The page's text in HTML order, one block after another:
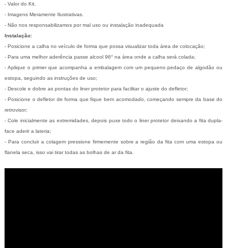
- Valor do Kit.
- Imagens Meramente Ilustrativas.
- Não nos responsabilizamos por mal uso ou instalação inadequada
Instalação:
- Posicione a calha no veículo de forma que possa visualizar toda área de colocação;
- Para uma melhor aderência passe alcool 96° na área onde a calha será colada;
- Aplique o primer que acompanha a embalagem com um pequeno pedaço de algodão ou
estopa, seguindo as instruções de uso;
- Descole e dobre as pontas do liner protetor para facilitar o ajuste do defletor;
- Posicione o defletor de forma que fique bem acomodado, começando sempre da base do
retrovisor;
- Cole inicialmente as extremidades, depois puxe todo o liner protetor deixando a fita dupla-
face aderir a lateria;
- Para concluir a colagem pressione firmemente sobre a região da fita com uma estopa ou
flanela seca, isso vai tirar todas as bolhas de ar da fita.